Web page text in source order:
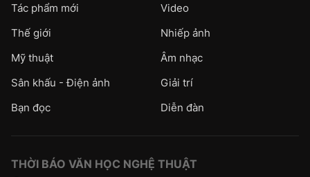
Tác phẩm mới
Video
Thế giới
Nhiếp ảnh
Mỹ thuật
Âm nhạc
Sân khấu - Điện ảnh
Giải trí
Bạn đọc
Diễn đàn
THỜI BÁO VĂN HỌC NGHỆ THUẬT